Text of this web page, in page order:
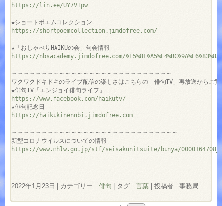
https://lin.ee/UY7VIpw
https://shortpoemcollection.jimdofree.com/
https://nbsacademy.jimdofree.com/
～～～～～～～～～～～～～～～～～～～～～～～～～～～
ワクワクドキドキのライブ配信の楽しさはこちらの「俳句TV」再放送からご
https://www.facebook.com/haikutv/
https://haikukinennbi.jimdofree.com
～～～～～～～～～～～～～～～～～～～～～～～～～～～～
https://www.mhlw.go.jp/stf/seisakunitsuite/bunya/
2022年1月23日 カテゴリー : 俳句 タグ : 言葉 投稿者 : 事務局